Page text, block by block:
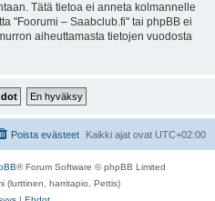
Tätä tietoa ei anneta kolmannelle
"Foorumi – Saabclub.fi" tai phpBB ei
aiheuttamasta tietojen vuodosta
Kaikki ajat ovat UTC+02:00
Poista evästeet
® Forum Software © phpBB Limited
(lurttinen, harritapio, Pettis)